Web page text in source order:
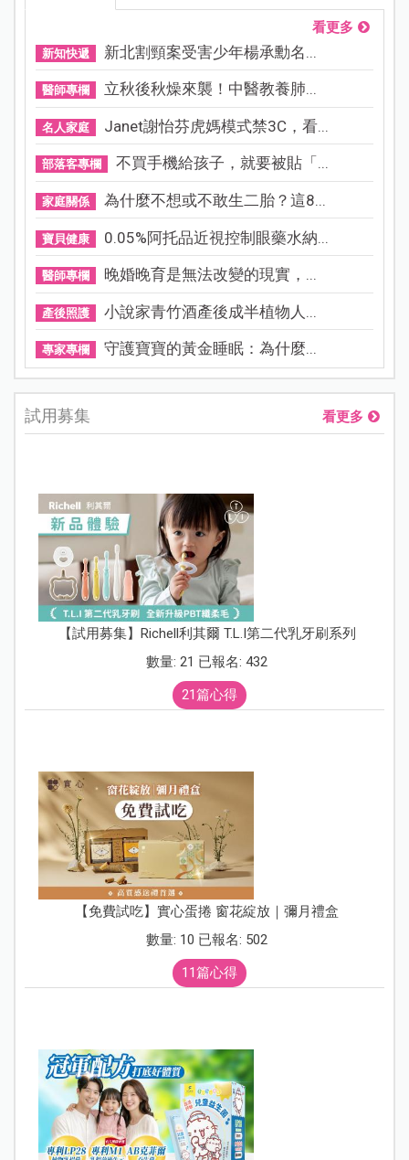
看更多
新知快遞 新北割頸案受害少年楊承勳名...
醫師專欄 立秋後秋燥來襲！中醫教養肺...
名人家庭 Janet謝怡芬虎媽模式禁3C，看...
部落客專欄 不買手機給孩子，就要被貼「...
家庭關係 為什麼不想或不敢生二胎？這8...
寶貝健康 0.05%阿托品近視控制眼藥水納...
醫師專欄 晚婚晚育是無法改變的現實，...
產後照護 小說家青竹酒產後成半植物人...
專家專欄 守護寶寶的黃金睡眠：為什麼...
試用募集 看更多
【試用募集】Richell利其爾 T.L.I第二代乳牙刷系列
數量: 21 已報名: 432
21篇心得
【免費試吃】實心蛋捲 窗花綻放｜彌月禮盒
數量: 10 已報名: 502
11篇心得